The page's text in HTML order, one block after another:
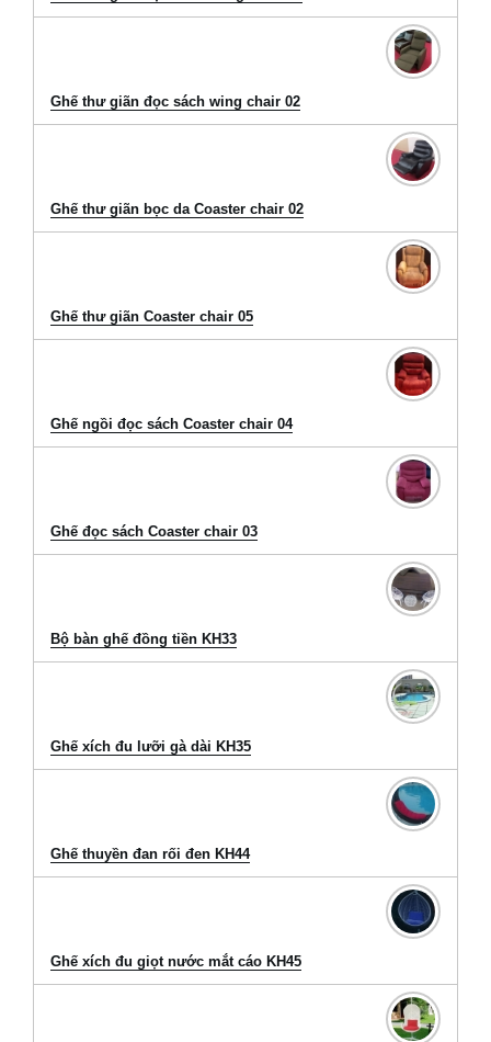
Ghế thư giãn đọc sách wing chair 02
Ghế thư giãn bọc da Coaster chair 02
Ghế thư giãn Coaster chair 05
Ghế ngồi đọc sách Coaster chair 04
Ghế đọc sách Coaster chair 03
Bộ bàn ghế đồng tiền KH33
Ghế xích đu lưỡi gà dài KH35
Ghế thuyền đan rối đen KH44
Ghế xích đu giọt nước mắt cáo KH45